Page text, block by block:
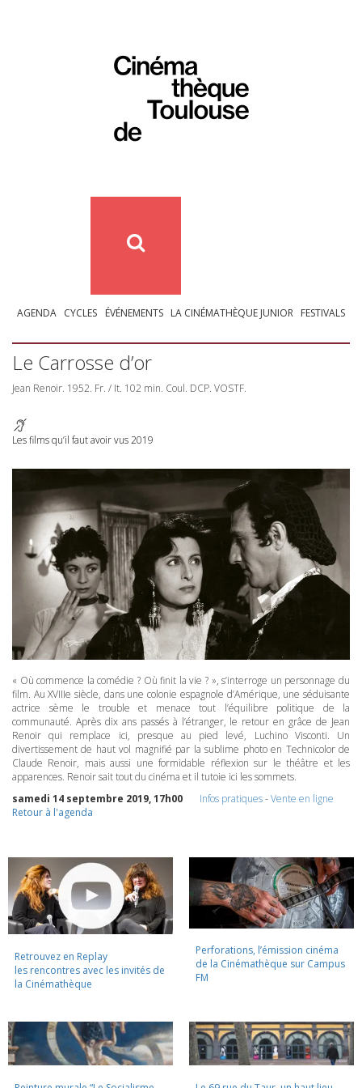
AGENDA CYCLES ÉVÉNEMENTS LA CINÉMATHÈQUE JUNIOR FESTIVALS
Le Carrosse d’or
Jean Renoir. 1952. Fr. / It. 102 min. Coul. DCP. VOSTF.
Les films qu’il faut avoir vus 2019
« Où commence la comédie ? Où finit la vie ? », s’interroge un personnage du
film. Au XVIIIe siècle, dans une colonie espagnole d’Amérique, une séduisante
actrice sème le trouble et menace tout l’équilibre politique de la
communauté. Après dix ans passés à l’étranger, le retour en grâce de Jean
Renoir qui remplace ici, presque au pied levé, Luchino Visconti. Un
divertissement de haut vol magnifié par la sublime photo en Technicolor de
Claude Renoir, mais aussi une formidable réflexion sur le théâtre et les
apparences. Renoir sait tout du cinéma et il tutoie ici les sommets.
samedi 14 septembre 2019, 17h00
Infos pratiques-Vente en ligne
Retour à l'agenda
Retrouvez en Replay
les rencontres avec les invités de
la Cinémathèque
Perforations, l’émission cinéma
de la Cinémathèque sur Campus
FM